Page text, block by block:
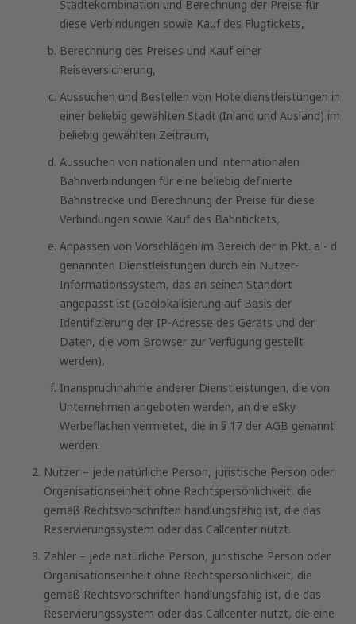
Städtekombination und Berechnung der Preise für
diese Verbindungen sowie Kauf des Flugtickets,
Berechnung des Preises und Kauf einer
Reiseversicherung,
Aussuchen und Bestellen von Hoteldienstleistungen in
einer beliebig gewählten Stadt (Inland und Ausland) im
beliebig gewählten Zeitraum,
Aussuchen von nationalen und internationalen
Bahnverbindungen für eine beliebig definierte
Bahnstrecke und Berechnung der Preise für diese
Verbindungen sowie Kauf des Bahntickets,
Anpassen von Vorschlägen im Bereich der in Pkt. a - d
genannten Dienstleistungen durch ein Nutzer-
Informationssystem, das an seinen Standort
angepasst ist (Geolokalisierung auf Basis der
Identifizierung der IP-Adresse des Geräts und der
Daten, die vom Browser zur Verfügung gestellt
werden),
Inanspruchnahme anderer Dienstleistungen, die von
Unternehmen angeboten werden, an die eSky
Werbeflächen vermietet, die in § 17 der AGB genannt
werden.
Nutzer – jede natürliche Person, juristische Person oder
Organisationseinheit ohne Rechtspersönlichkeit, die
gemäß Rechtsvorschriften handlungsfähig ist, die das
Reservierungssystem oder das Callcenter nutzt.
Zahler – jede natürliche Person, juristische Person oder
Organisationseinheit ohne Rechtspersönlichkeit, die
gemäß Rechtsvorschriften handlungsfähig ist, die das
Reservierungssystem oder das Callcenter nutzt, die eine